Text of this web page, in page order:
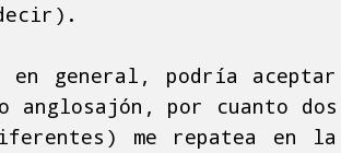
general, podría aceptar
anglosajón, por cuanto dos
me repatea en la